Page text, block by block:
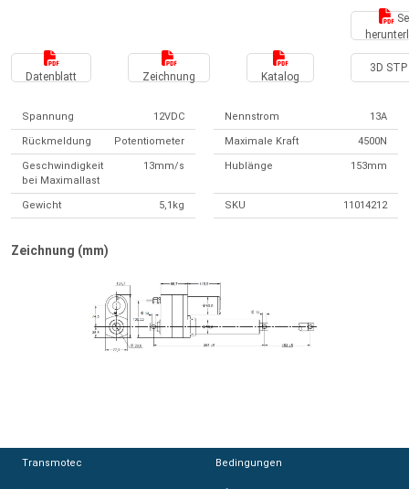
Datenblatt Zeichnung Katalog
3D STP
Spannung 12VDC Nennstrom 13A
Rückmeldung Potentiometer Maximale Kraft 4500N
Geschwindigkeit
bei Maximallast
13mm/s Hublänge 153mm
Gewicht 5,1kg SKU 11014212
Zeichnung (mm)
Transmotec Bedingungen
Transmotec Bedingungen